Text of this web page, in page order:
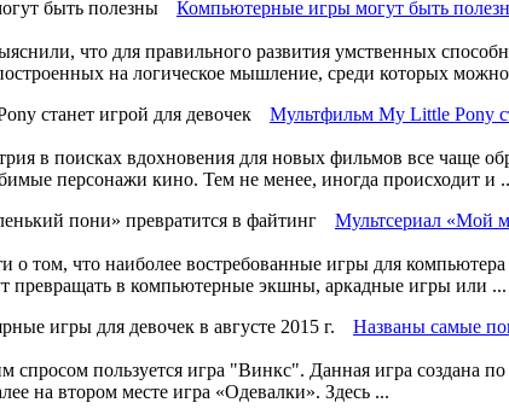
Компьютерные игры могут быть
что для правильного развития умственных
на логическое мышление, среди которых
Мультфильм My Little Pony
в поисках вдохновения для новых фильмов все чаще
персонажи кино. Тем не менее, иногда происходит и
Мультсериал «Мой
о том, что наиболее востребованные игры для
превращать в компьютерные экшны, аркадные игры или ...
Названы самые
спросом пользуется игра "Винкс". Данная игра создана
на втором месте игра «Одевалки». Здесь ...